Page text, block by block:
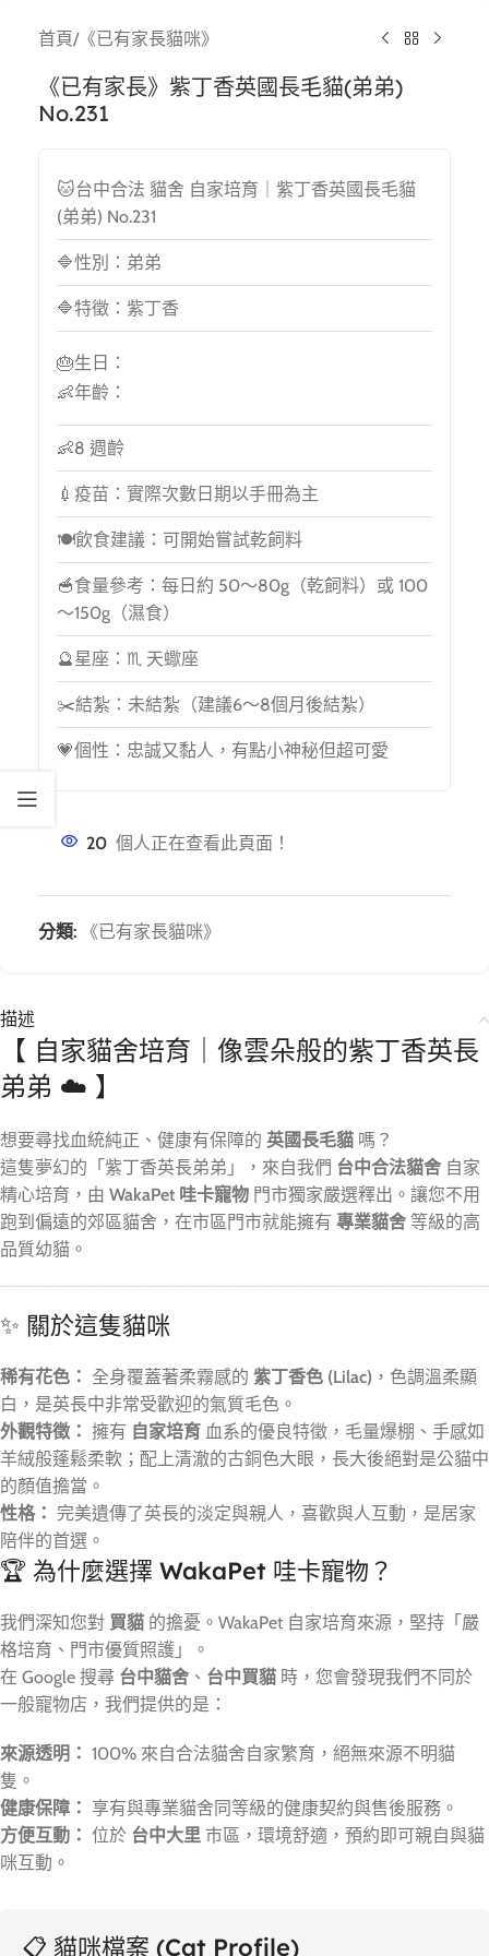
首頁/《已有家長貓咪》
《已有家長》紫丁香英國長毛貓(弟弟)
No.231
🐱台中合法 貓舍 自家培育｜紫丁香英國長毛貓
(弟弟) No.231
🔷性別：弟弟
🔷特徵：紫丁香
🎂生日：
👶年齡：
👶8 週齡
💉疫苗：實際次數日期以手冊為主
🍽️飲食建議：可開始嘗試乾飼料
🥣食量參考：每日約 50～80g（乾飼料）或 100
～150g（濕食）
🔮星座：♏ 天蠍座
✂️結紮：未結紮（建議6～8個月後結紮）
💗個性：忠誠又黏人，有點小神秘但超可愛
20 個人正在查看此頁面！
分類: 《已有家長貓咪》
描述
【 自家貓舍培育｜像雲朵般的紫丁香英長
弟弟 ☁️ 】
想要尋找血統純正、健康有保障的 英國長毛貓 嗎？
這隻夢幻的「紫丁香英長弟弟」，來自我們 台中合法貓舍 自家
精心培育，由 WakaPet 哇卡寵物 門市獨家嚴選釋出。讓您不用
跑到偏遠的郊區貓舍，在市區門市就能擁有 專業貓舍 等級的高
品質幼貓。
✨ 關於這隻貓咪
稀有花色： 全身覆蓋著柔霧感的 紫丁香色 (Lilac) ，色調溫柔顯
白，是英長中非常受歡迎的氣質毛色。
外觀特徵： 擁有 自家培育 血系的優良特徵，毛量爆棚、手感如
羊絨般蓬鬆柔軟；配上清澈的古銅色大眼，長大後絕對是公貓中
的顏值擔當。
性格： 完美遺傳了英長的淡定與親人，喜歡與人互動，是居家
陪伴的首選。
🏆 為什麼選擇 WakaPet 哇卡寵物？
我們深知您對 買貓 的擔憂。WakaPet 自家培育來源，堅持「嚴
格培育、門市優質照護」。
在 Google 搜尋 台中貓舍 、 台中買貓 時，您會發現我們不同於
一般寵物店，我們提供的是：
來源透明： 100% 來自合法貓舍自家繁育，絕無來源不明貓
隻。
健康保障： 享有與專業貓舍同等級的健康契約與售後服務。
方便互動： 位於 台中大里 市區，環境舒適，預約即可親自與貓
咪互動。
📋 貓咪檔案 (Cat Profile)